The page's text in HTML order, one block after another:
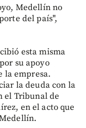
Medellín no
del país",
esta misma
su apoyo
la empresa.
la deuda con la
el Tribunal de
en el acto que